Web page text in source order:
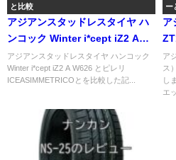
と比較
アジアンスタッドレスタイヤ ハ
ンコック Winter i*cept iZ2 A
W626 とピレリ
ICEASIMMETRICOの比較
アジアンスタッドレスタイヤ ハンコック
Winter i*cept iZ2 A W626 とピレリ
ICEASIMMETRICOとを比較した記...
ー
ア
と
ア
ス
し
エ